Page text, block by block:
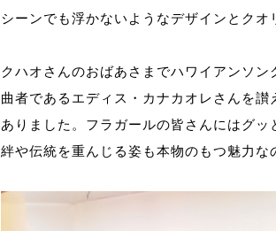
シーンでも浮かないようなデザインとクオ
クハオさんのおばあさまでハワイアンソ
曲者であるエディス・カナカオレさんを
ありました。フラガールの皆さんにはグ
絆や伝統を重んじる姿も本物のもつ魅力な